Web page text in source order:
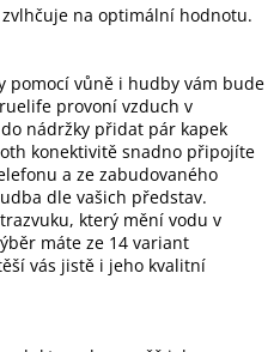
na optimální hodnotu.
pomocí vůně i hudby vám bude
provoní vzduch v
nádržky přidat pár kapek
konektivitě snadno připojíte
a ze zabudovaného
dle vašich představ.
který mění vodu v
máte ze 14 variant
vás jistě i jeho kvalitní